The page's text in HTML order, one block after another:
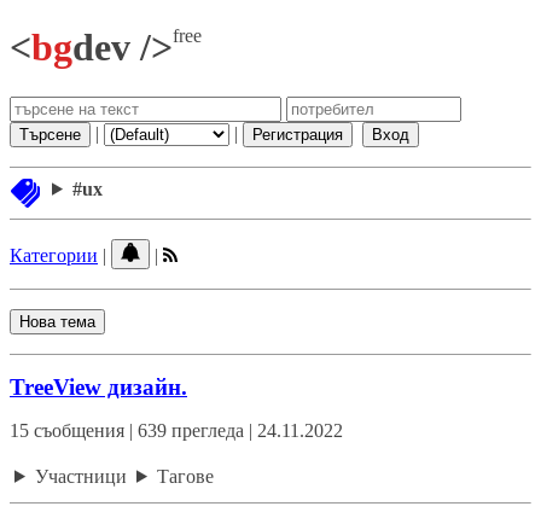
<bgdev />free
Търсене | | Регистрация Вход
#ux
Категории | |
Нова тема
TreeView дизайн.
15 съобщения | 639 прегледа | 24.11.2022
Участници Тагове